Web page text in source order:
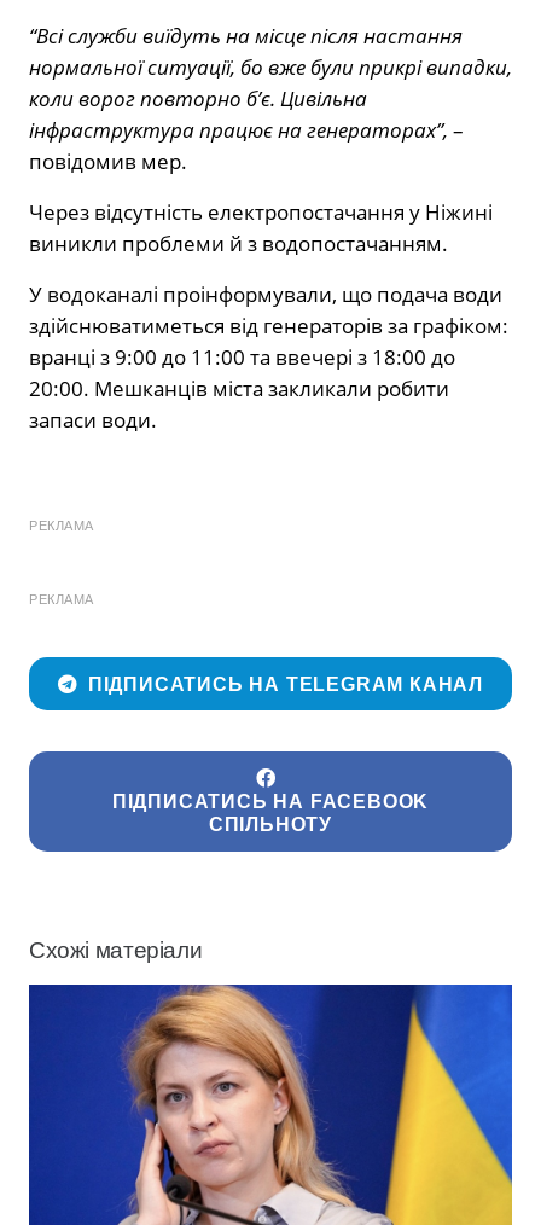
“Всі служби виїдуть на місце після настання
нормальної ситуації, бо вже були прикрі випадки,
коли ворог повторно б’є. Цивільна
інфраструктура працює на генераторах”, –
повідомив мер.
Через відсутність електропостачання у Ніжині
виникли проблеми й з водопостачанням.
У водоканалі проінформували, що подача води
здійснюватиметься від генераторів за графіком:
вранці з 9:00 до 11:00 та ввечері з 18:00 до
20:00. Мешканців міста закликали робити
запаси води.
РЕКЛАМА
РЕКЛАМА
ПІДПИСАТИСЬ НА TELEGRAM КАНАЛ
ПІДПИСАТИСЬ НА FACEBOOK
СПІЛЬНОТУ
Схожі матеріали